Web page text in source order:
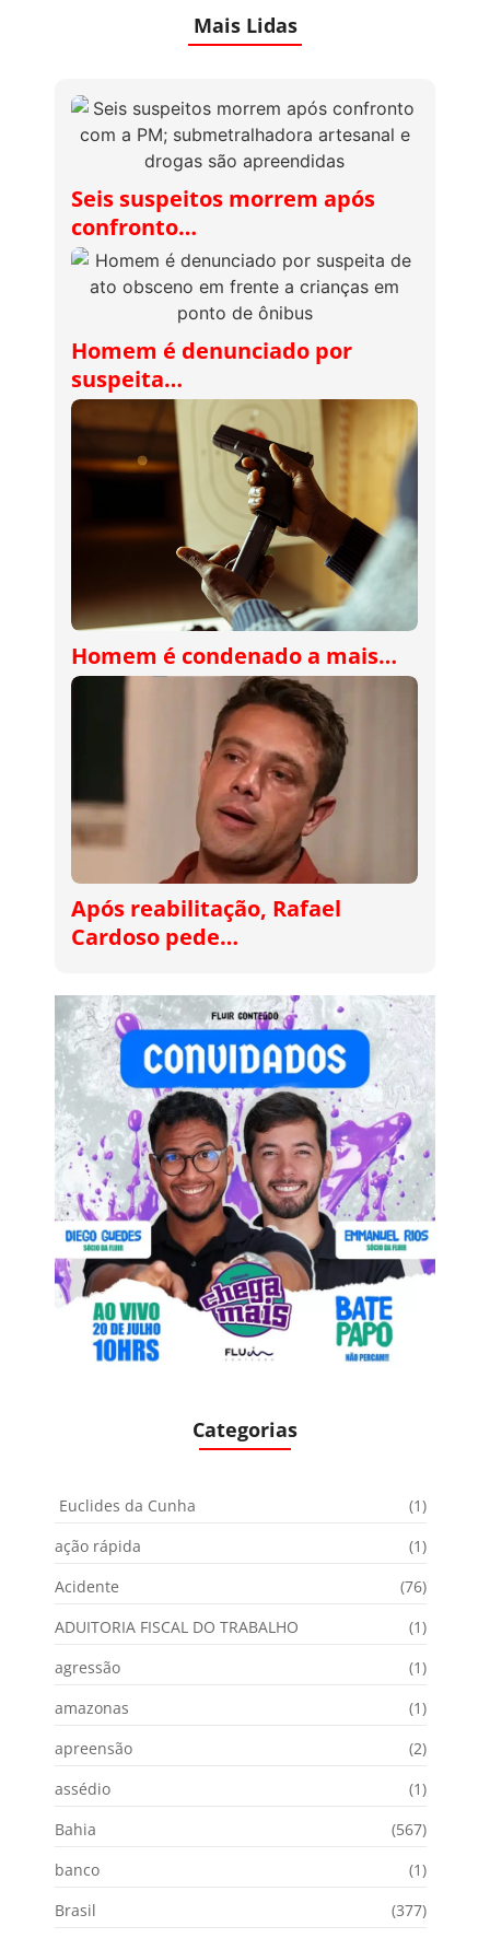
Mais Lidas
Seis suspeitos morrem após
confronto…
Homem é denunciado por
suspeita…
Homem é condenado a mais…
Após reabilitação, Rafael
Cardoso pede…
Categorias
Euclides da Cunha
(1)
ação rápida
(1)
Acidente
(76)
ADUITORIA FISCAL DO TRABALHO
(1)
agressão
(1)
amazonas
(1)
apreensão
(2)
assédio
(1)
Bahia
(567)
banco
(1)
Brasil
(377)